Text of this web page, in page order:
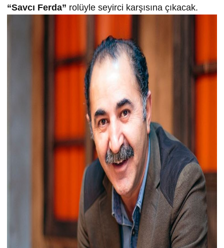
“Savcı Ferda” rolüyle seyirci karşısına çıkacak.